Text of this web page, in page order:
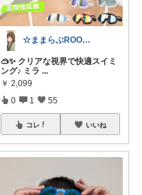
☆ままらぶROOM🎀🫧初めまして☆
🥽✨ クリアな視界で快適スイミ
ング♪ ミラ ...
￥ 2,099
0 1 55
コレ いいね